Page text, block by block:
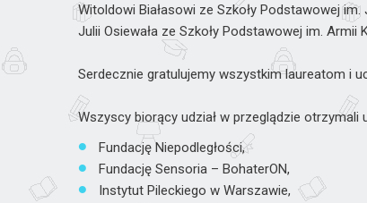
Witoldowi Białasowi ze Szkoły Podstawowej
Julii Osiewała ze Szkoły Podstawowej im. Armii
Serdecznie gratulujemy wszystkim laureatom i
Wszyscy biorący udział w przeglądzie
Fundację Niepodległości,
Fundację Sensoria – BohaterON,
Instytut Pileckiego w Warszawie,